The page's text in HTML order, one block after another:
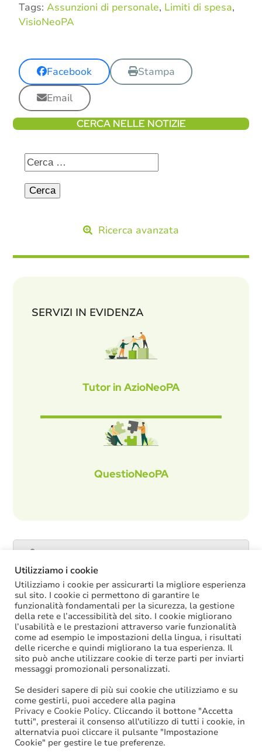
Tags: Assunzioni di personale, Limiti di spesa,
VisioNeoPA
Facebook
Stampa
Email
CERCA NELLE NOTIZIE
Ricerca avanzata
SERVIZI IN EVIDENZA
Tutor in AzioNeoPA
QuestioNeoPA
ULTIME NOTIZIE
La soppressione dei vecchi tetti di spesa
offre più margini anche per l’aumento del
salario accessorio
ACCRUAL: come si registrano i
trasferimenti vincolati per investimenti
riscossi prima del 2025?
Oggi in Cdm il nuovo “Decreto PA”: molte
le novità di interesse per gli enti locali
Niente assunzioni tramite scorrimento di
graduatorie di mobilità
Sanzioni BDAP: aumenta il fondo per il
Utilizziamo i cookie
Utilizziamo i cookie per assicurarti la migliore esperienza
sul sito. I cookie ci permettono di garantire le
funzionalità fondamentali per la sicurezza, la gestione
della rete e l’accessibilità del sito. I cookie migliorano
l’usabilità e le prestazioni attraverso varie funzionalità
come ad esempio le impostazioni della lingua, i risultati
delle ricerche e quindi migliorano la tua esperienza. Il
sito può anche utilizzare cookie di terze parti per inviarti
messaggi promozionali personalizzati.
Se desideri sapere di più sui cookie che utilizziamo e su
come gestirli, puoi accedere alla pagina
Privacy e Cookie Policy. Cliccando il bottone "Accetta
tutti", presterai il consenso all'utilizzo di tutti i cookie, in
alternatvia puoi cliccare il pulsante "Impostazione
Cookie" per gestire le tue preferenze.